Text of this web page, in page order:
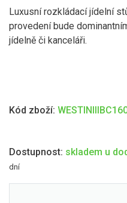
Luxusní rozkládací jídelní
provedení bude
jídelně či kanceláři.
Kód zboží:
Dostupnost: skladem u
dní